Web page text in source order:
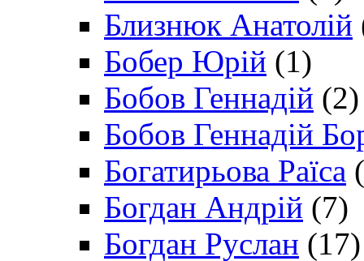
Близнюк Анатолій
Бобер Юрій (1)
Бобов Геннадій (2)
Бобов Геннадій
Богатирьова Раїса
Богдан Андрій (7)
Богдан Руслан (17)